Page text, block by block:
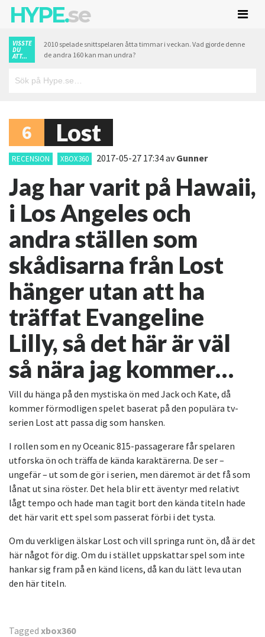
HYPE.se
VISSTE
DU
ATT...
2010 spelade snittspelaren åtta timmar i veckan. Vad gjorde denne
de andra 160 kan man undra?
6 Lost
RECENSION XBOX360 2017-05-27 17:34avGunner
Jag har varit på Hawaii,
i Los Angeles och
andra ställen som
skådisarna från Lost
hänger utan att ha
träffat Evangeline
Lilly, så det här är väl
så nära jag kommer…
Vill du hänga på den mystiska ön med Jack och Kate, då
kommer förmodligen spelet baserat på den populära tv-
serien Lost att passa dig som hansken.
I rollen som en ny Oceanic 815-passagerare får spelaren
utforska ön och träffa de kända karaktärerna. De ser –
ungefär – ut som de gör i serien, men däremot är det få som
lånat ut sina röster. Det hela blir ett äventyr med relativt
lågt tempo och hade man tagit bort den kända titeln hade
det här varit ett spel som passerat förbi i det tysta.
Om du verkligen älskar Lost och vill springa runt ön, då är det
här något för dig. Om du i stället uppskattar spel som inte
hankar sig fram på en känd licens, då kan du lätt leva utan
den här titeln.
Tagged xbox360